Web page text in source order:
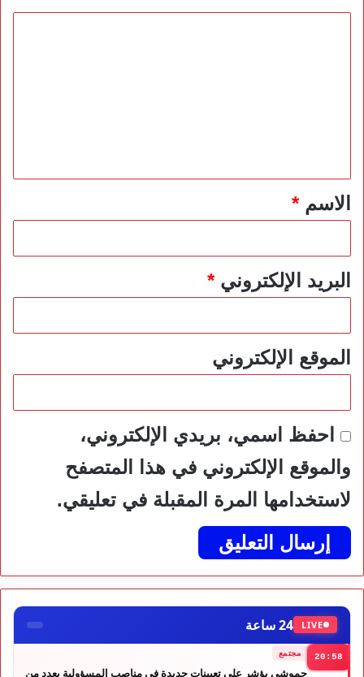
*الاسم*
البريد الإلكتروني*
الموقع الإلكتروني
احفظ اسمي، بريدي الإلكتروني،
والموقع الإلكتروني في هذا المتصفح
لاستخدامها المرة المقبلة في تعليقي.
LIVE 24 ساعة
20:58 مجتمع
حموشي يؤشر على تعيينات جديدة في مناصب المسؤولية بعدد من